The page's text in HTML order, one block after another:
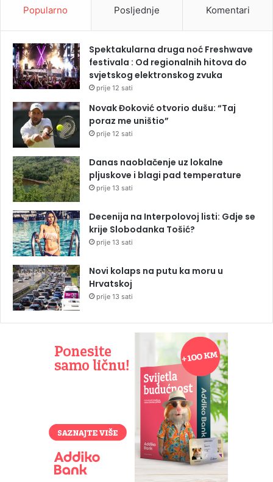
Popularno Posljednje Komentari
Spektakularna druga noć Freshwave
festivala : Od regionalnih hitova do
svjetskog elektronskog zvuka
prije 12 sati
Novak Đoković otvorio dušu: “Taj
poraz me uništio”
prije 12 sati
Danas naoblačenje uz lokalne
pljuskove i blagi pad temperature
prije 13 sati
Decenija na Interpolovoj listi: Gdje se
krije Slobodanka Tošić?
prije 13 sati
Novi kolaps na putu ka moru u
Hrvatskoj
prije 13 sati